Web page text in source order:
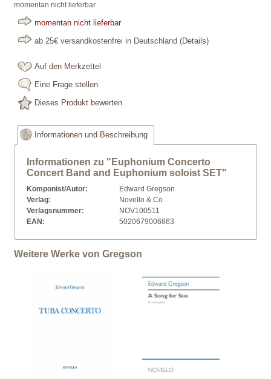
momentan nicht lieferbar
momentan nicht lieferbar
ab 25€ versandkostenfrei in Deutschland (Details)
Auf den Merkzettel
Eine Frage stellen
Dieses Produkt bewerten
Informationen und Beschreibung
Informationen zu "Euphonium Concerto
Concert Band and Euphonium soloist SET"
Komponist/Autor:
Edward Gregson
Verlag:
Novello & Co
Verlagsnummer:
NOV100511
EAN:
5020679006863
Weitere Werke von Gregson